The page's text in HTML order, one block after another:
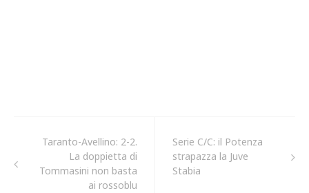
Taranto-Avellino: 2-2.
La doppietta di
Tommasini non basta
ai rossoblu
Serie C/C: il Potenza
strapazza la Juve
Stabia